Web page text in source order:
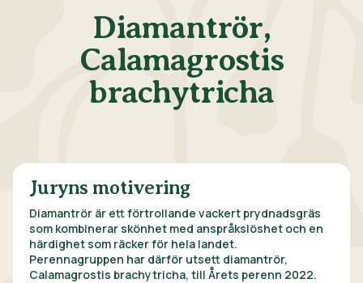
Diamantrör,
Calamagrostis
brachytricha
Juryns motivering
Diamantrör är ett förtrollande vackert prydnadsgräs
som kombinerar skönhet med anspråkslöshet och en
härdighet som räcker för hela landet.
Perennagruppen har därför utsett diamantrör,
Calamagrostis brachytricha, till Årets perenn 2022.